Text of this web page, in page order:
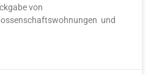
von
und